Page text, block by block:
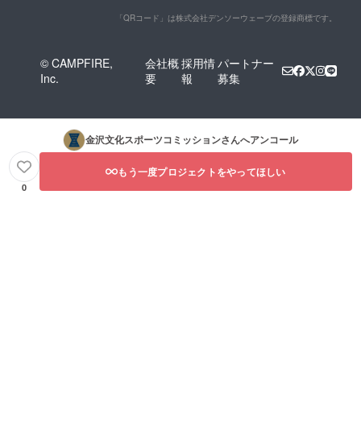
「QRコード」は株式会社デンソーウェーブの登録商標です。
© CAMPFIRE,
Inc.
会社概
要
採用情
報
パートナー
募集
金沢文化スポーツコミッションさんへアンコール
0
もう一度プロジェクトをやってほしい